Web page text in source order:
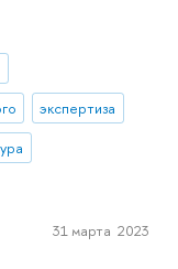
экспертиза
31 марта 2023